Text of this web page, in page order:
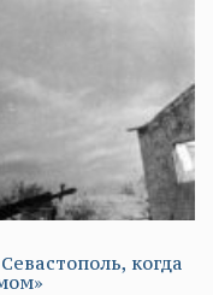
когда